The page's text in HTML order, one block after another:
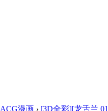
ACG漫画 › [3D全彩][龙舌兰